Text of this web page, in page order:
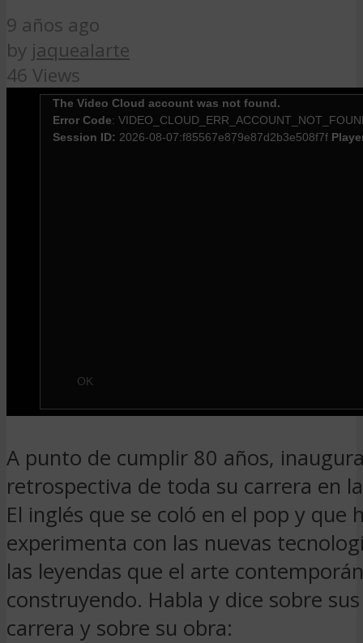
9 años ago
by jaquealarte
46 Views
A punto de cumplir 80 años,
retrospectiva de toda su carrera en
El inglés que se coló en el pop y que
experimenta con las nuevas
las leyendas que el arte
construyendo. Habla y dice sobre
carrera y sobre su obra: